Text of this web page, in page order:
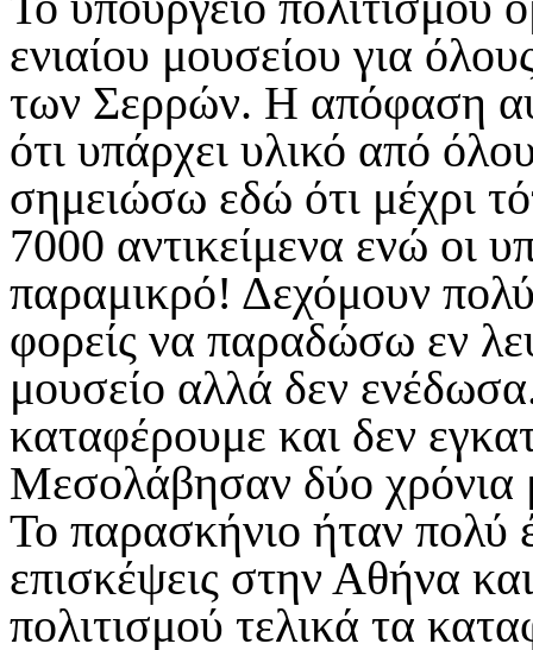
ενιαίου μουσείου για
των Σερρών. Η απόφαση
ότι υπάρχει υλικό από
σημειώσω εδώ ότι μέχρι
7000 αντικείμενα ενώ οι
παραμικρό! Δεχόμουν
φορείς να παραδώσω εν
μουσείο αλλά δεν
καταφέρουμε και δεν
Μεσολάβησαν δύο χρόνια
Το παρασκήνιο ήταν πολύ
επισκέψεις στην Αθήνα
πολιτισμού τελικά τα